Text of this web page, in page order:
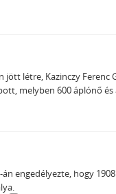
jött létre, Kazinczy Ferenc
melyben 600 áplónő és
engedélyezte, hogy